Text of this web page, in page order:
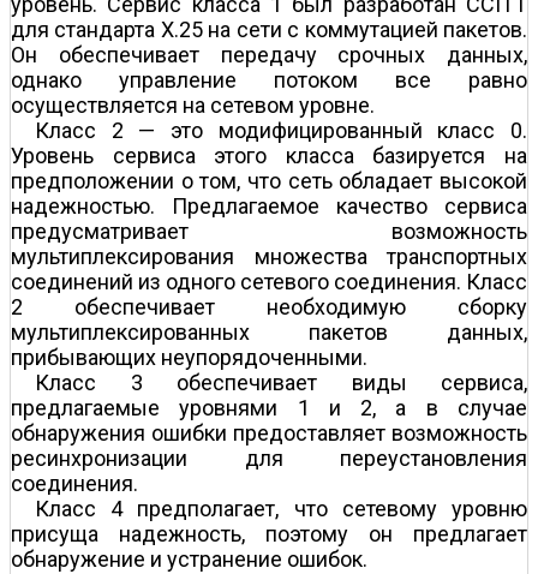
для стандарта Х.25 на сети с коммутацией пакетов.
Он обеспечивает передачу срочных данных,
однако управление потоком все равно
осуществляется на сетевом уровне.
Класс 2 — это модифицированный класс 0.
Уровень сервиса этого класса базируется на
предположении о том, что сеть обладает высокой
надежностью. Предлагаемое качество сервиса
предусматривает возможность
мультиплексирования множества транспортных
соединений из одного сетевого соединения. Класс
2 обеспечивает необходимую сборку
мультиплексированных пакетов данных,
прибывающих неупорядоченными.
Класс 3 обеспечивает виды сервиса,
предлагаемые уровнями 1 и 2, а в случае
обнаружения ошибки предоставляет возможность
ресинхронизации для переустановления
соединения.
Класс 4 предполагает, что сетевому уровню
присуща надежность, поэтому он предлагает
обнаружение и устранение ошибок.